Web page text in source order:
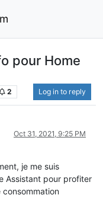
pour Home
2 Log in to reply
Oct 31, 2021, 9:25 PM
je me suis
Assistant pour profiter